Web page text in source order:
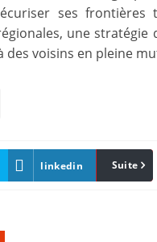
ses
une
des voisins en pleine
linkedin Suite